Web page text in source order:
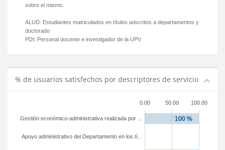
sobre el mismo.
ALUD: Estudiantes matriculados en títulos adscritos a departamentos y
doctorado
PDI: Personal docente e investigador de la UPV
% de usuarios satisfechos por descriptores de servicio
0.00 50.00 100.00
Apoyo administrativo del Departamento en los tí...
Gestión económico-administrativa realizada por ...